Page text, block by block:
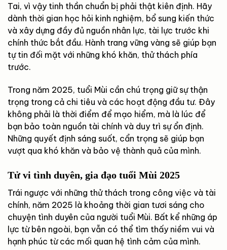
Tai, vì vậy tinh thần chuẩn bị phải thật kiên định. Hãy
dành thời gian học hỏi kinh nghiệm, bổ sung kiến thức
và xây dựng đầy đủ nguồn nhân lực, tài lực trước khi
chính thức bắt đầu. Hành trang vững vàng sẽ giúp bạn
tự tin đối mặt với những khó khăn, thử thách phía
trước.
Trong năm 2025, tuổi Mùi cần chú trọng giữ sự thận
trọng trong cả chi tiêu và các hoạt động đầu tư. Đây
không phải là thời điểm để mạo hiểm, mà là lúc để
bạn bảo toàn nguồn tài chính và duy trì sự ổn định.
Những quyết định sáng suốt, cẩn trọng sẽ giúp bạn
vượt qua khó khăn và bảo vệ thành quả của mình.
Tử vi tình duyên, gia đạo tuổi Mùi 2025
Trái ngược với những thử thách trong công việc và tài
chính, năm 2025 là khoảng thời gian tươi sáng cho
chuyện tình duyên của người tuổi Mùi. Bất kể những áp
lực từ bên ngoài, bạn vẫn có thể tìm thấy niềm vui và
hạnh phúc từ các mối quan hệ tình cảm của mình.